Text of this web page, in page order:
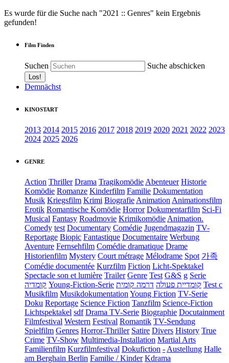
Es wurde für die Suche nach "2021 :: Genres" kein Ergebnis
gefunden!
Film Finden
Suchen Suche abschicken
Demnächst
KINOSTART
2013 2014 2015 2016 2017 2018 2019 2020 2021 2022 2023
2024 2025 2026
GENRE
Action Thriller Drama Tragikomödie Abenteuer Historie
Komödie Romanze Kinderfilm Familie Dokumentation
Musik Kriegsfilm Krimi Biografie Animation Animationsfilm
Erotik Romantische Komödie Horror Dokumentarfilm Sci-Fi
Musical Fantasy Roadmovie Krimikomödie Animation.
Comedy test Documentary Comédie Jugendmagazin TV-
Reportage Biopic Fantastique Documentaire Werbung
Aventure Fernsehfilm Comédie dramatique Drame
Historienfilm Mystery Court métrage Mélodrame Spot 가족
Comédie documentée Kurzfilm Fiction Licht-Spektakel
Spectacle son et lumière Trailer Genre Test G&S g Serie
קומדיה Young-Fiction-Serie קומדיית פעולה דרמה קומית
Test c
Musikfilm Musikdokumentation Young Fiction TV-Serie
Doku Reportage Science Fiction Tanzfilm Science-Fiction
Lichtspektakel sdf Drama TV-Serie Biographie Docutainment
Filmfestival Western Festival Romantik TV-Sendung
Spielfilm Genres Horror-Thriller Satire Divers History True
Crime TV-Show Multimedia-Installation Martial Arts
Familienfilm Kurzfilmfestival Dokufiction - Austellung Halle
am Berghain Berlin Familie / Kinder Kdrama